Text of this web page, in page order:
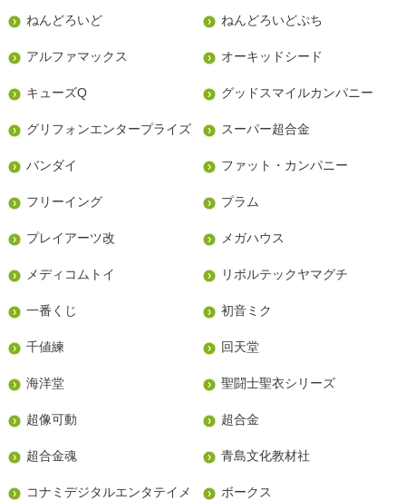
ねんどろいど ねんどろいどぷち
アルファマックス オーキッドシード
キューズQ グッドスマイルカンパニー
グリフォンエンタープライズ スーパー超合金
バンダイ ファット・カンパニー
フリーイング プラム
プレイアーツ改 メガハウス
メディコムトイ リボルテックヤマグチ
一番くじ 初音ミク
千値練 回天堂
海洋堂 聖闘士聖衣シリーズ
超像可動 超合金
超合金魂 青島文化教材社
コナミデジタルエンタテイメ
ボークス